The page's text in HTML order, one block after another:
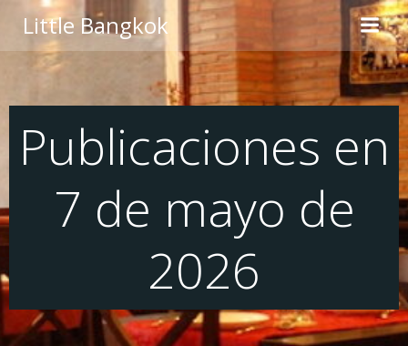
Saltar
al
contenido
Little Bangkok
Publicaciones en
7 de mayo de
2026